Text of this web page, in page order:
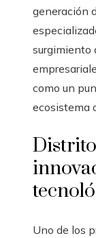
generación
surgimiento
como un
ecosistema
Uno de los